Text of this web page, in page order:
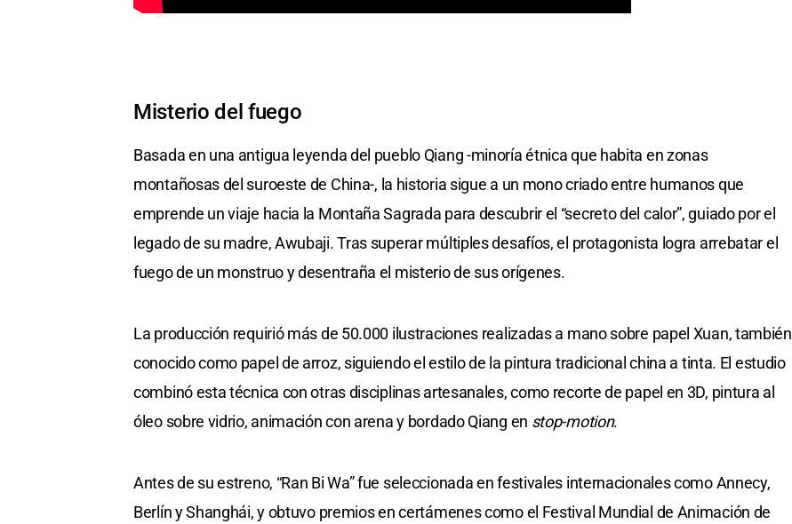
Misterio del fuego
Basada en una antigua leyenda del pueblo Qiang -minoría étnica que habita en zonas
montañosas del suroeste de China-, la historia sigue a un mono criado entre humanos que
emprende un viaje hacia la Montaña Sagrada para descubrir el “secreto del calor”, guiado por el
legado de su madre, Awubaji. Tras superar múltiples desafíos, el protagonista logra arrebatar el
fuego de un monstruo y desentraña el misterio de sus orígenes.
La producción requirió más de 50.000 ilustraciones realizadas a mano sobre papel Xuan, también
conocido como papel de arroz, siguiendo el estilo de la pintura tradicional china a tinta. El estudio
combinó esta técnica con otras disciplinas artesanales, como recorte de papel en 3D, pintura al
óleo sobre vidrio, animación con arena y bordado Qiang en stop-motion.
Antes de su estreno, “Ran Bi Wa” fue seleccionada en festivales internacionales como Annecy,
Berlín y Shanghái, y obtuvo premios en certámenes como el Festival Mundial de Animación de